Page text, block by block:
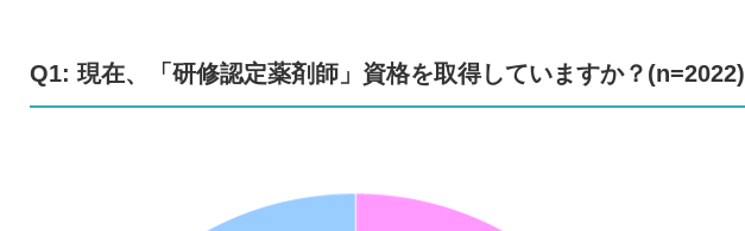
Q1: 現在、「研修認定薬剤師」資格を取得していますか？(n=2022)